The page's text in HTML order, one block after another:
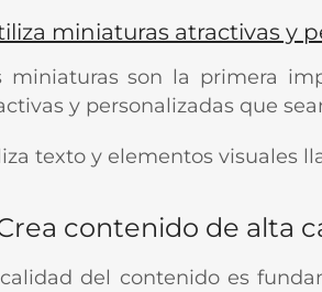
miniaturas atractivas y
miniaturas son la primera
y personalizadas que
texto y elementos visuales
contenido de alta
del contenido es